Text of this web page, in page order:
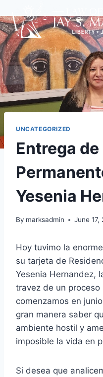
UNCATEGORIZED
Entrega
Yesenia
By marksadmin June 17,
Hoy tuvimo la
su tarjeta de
Yesenia Hernandez,
travez de un proceso
comenzamos en
gran manera saber
ambiente hostil y
imposible la vida en
Si desea que